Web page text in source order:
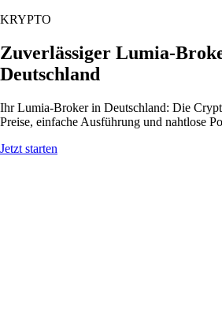
KRYPTO
Zuverlässiger Lumia-
Deutschland
Ihr Lumia-Broker in Deutschland: Die
Preise, einfache Ausführung und nahtlose
Jetzt starten